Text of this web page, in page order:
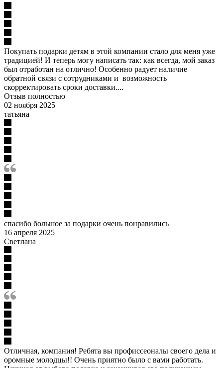
Покупать подарки детям в этой компании стало для меня уже
традицией! И теперь могу написать так: как всегда, мой заказ
был отработан на отлично! Особенно радует наличие
обратной связи с сотрудниками и возможность
скорректировать сроки доставки....
Отзыв полностью
02 ноября 2025
татьяна
спасибо большое за подарки очень понравились
16 апреля 2025
Светлана
Отличная, компания! Ребята вы профиссеоналы своего дела и
оромные молодцы!! Очень приятно было с вами работать.